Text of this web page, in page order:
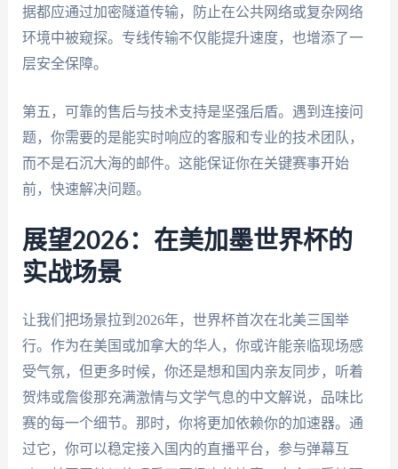
据都应通过加密隧道传输，防止在公共网络或复杂网络
环境中被窥探。专线传输不仅能提升速度，也增添了一
层安全保障。
第五，可靠的售后与技术支持是坚强后盾。遇到连接问
题，你需要的是能实时响应的客服和专业的技术团队，
而不是石沉大海的邮件。这能保证你在关键赛事开始
前，快速解决问题。
展望2026：在美加墨世界杯的
实战场景
让我们把场景拉到2026年，世界杯首次在北美三国举
行。作为在美国或加拿大的华人，你或许能亲临现场感
受气氛，但更多时候，你还是想和国内亲友同步，听着
贺炜或詹俊那充满激情与文学气息的中文解说，品味比
赛的每一个细节。那时，你将更加依赖你的加速器。通
过它，你可以稳定接入国内的直播平台，参与弹幕互